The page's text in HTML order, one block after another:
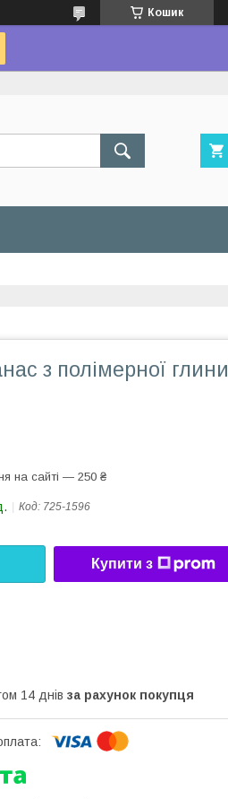
Кошик
з полімерної глини
на сайті — 250 ₴
Код: 725-1596
Купити з
14 днів за рахунок покупця